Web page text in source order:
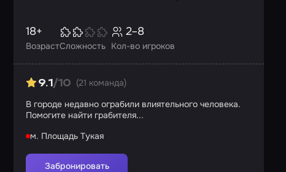
Возраст
18+
Сложность Кол-во игроков
2–8
9.1/10 (21 команда)
В городе недавно ограбили влиятельного человека.
Помогите найти грабителя...
м. Площадь Тукая
Забронировать